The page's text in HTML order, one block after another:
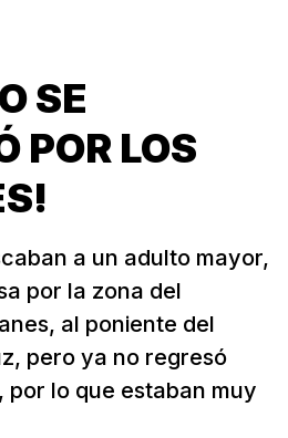
SE
POR LOS
a un adulto mayor,
por la zona del
al poniente del
pero ya no regresó
por lo que estaban muy